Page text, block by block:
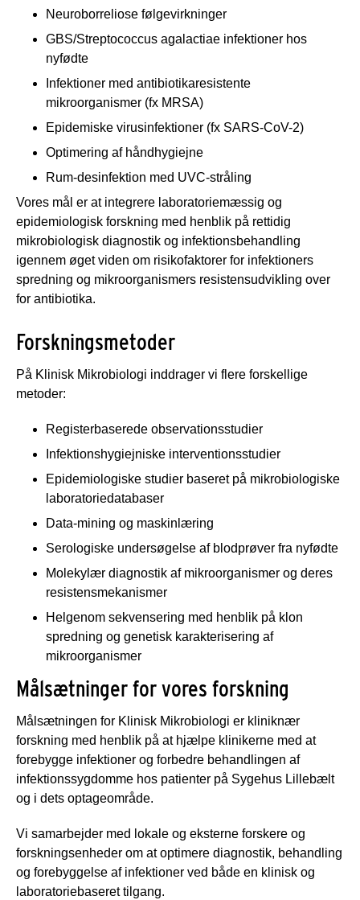
Neuroborreliose følgevirkninger
GBS/Streptococcus agalactiae infektioner hos
nyfødte
Infektioner med antibiotikaresistente
mikroorganismer (fx MRSA)
Epidemiske virusinfektioner (fx SARS-CoV-2)
Optimering af håndhygiejne
Rum-desinfektion med UVC-stråling
Vores mål er at integrere laboratoriemæssig og
epidemiologisk forskning med henblik på rettidig
mikrobiologisk diagnostik og infektionsbehandling
igennem øget viden om risikofaktorer for infektioners
spredning og mikroorganismers resistensudvikling over
for antibiotika.
Forskningsmetoder
På Klinisk Mikrobiologi inddrager vi flere forskellige
metoder:
Registerbaserede observationsstudier
Infektionshygiejniske interventionsstudier
Epidemiologiske studier baseret på mikrobiologiske
laboratoriedatabaser
Data-mining og maskinlæring
Serologiske undersøgelse af blodprøver fra nyfødte
Molekylær diagnostik af mikroorganismer og deres
resistensmekanismer
Helgenom sekvensering med henblik på klon
spredning og genetisk karakterisering af
mikroorganismer
Målsætninger for vores forskning
Målsætningen for Klinisk Mikrobiologi er kliniknær
forskning med henblik på at hjælpe klinikerne med at
forebygge infektioner og forbedre behandlingen af
infektionssygdomme hos patienter på Sygehus Lillebælt
og i dets optageområde.
Vi samarbejder med lokale og eksterne forskere og
forskningsenheder om at optimere diagnostik, behandling
og forebyggelse af infektioner ved både en klinisk og
laboratoriebaseret tilgang.